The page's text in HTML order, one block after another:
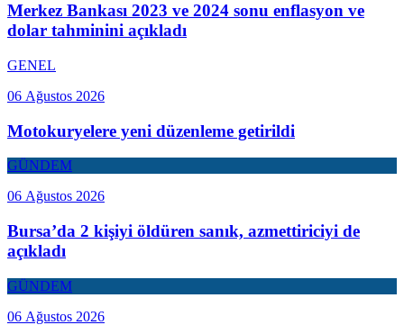
Merkez Bankası 2023 ve 2024 sonu enflasyon ve
dolar tahminini açıkladı
GENEL
06 Ağustos 2026
Motokuryelere yeni düzenleme getirildi
GÜNDEM
06 Ağustos 2026
Bursa’da 2 kişiyi öldüren sanık, azmettiriciyi de
açıkladı
GÜNDEM
06 Ağustos 2026